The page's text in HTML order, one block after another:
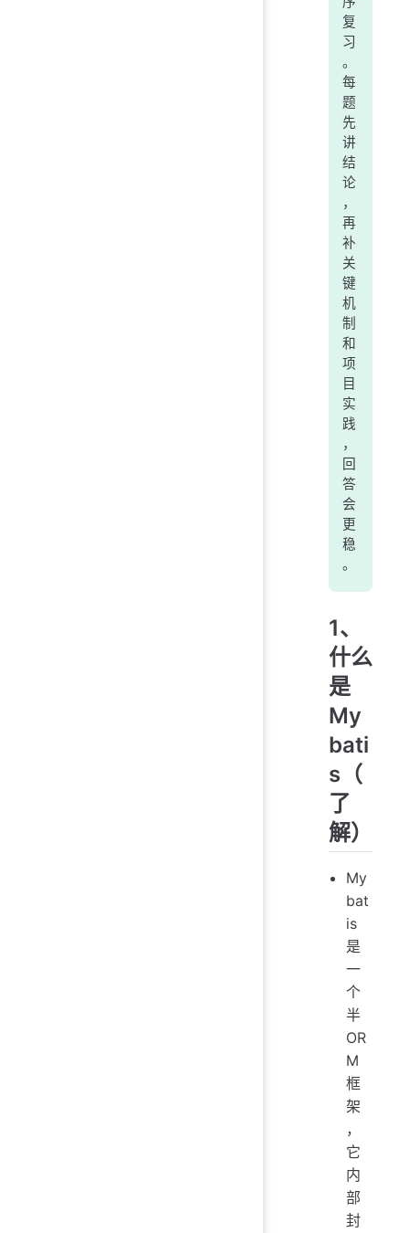
复
习
。
每
题
先
讲
结
论
，
再
补
关
键
机
制
和
项
目
实
践
，
回
答
会
更
稳
。
1、
什么
是
My
bati
s（
了
解）
My
bat
is
是
一
个
半
OR
M
框
架
，
它
内
部
封